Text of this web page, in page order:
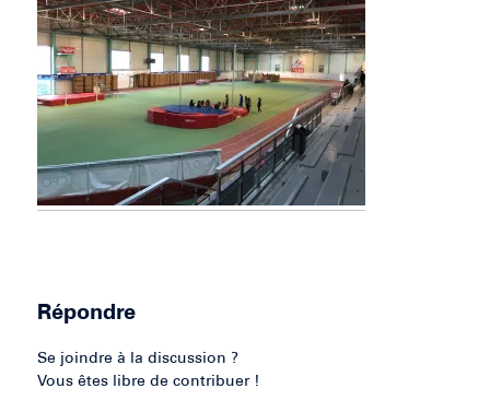
Répondre
Se joindre à la discussion ?
Vous êtes libre de contribuer !